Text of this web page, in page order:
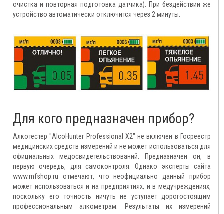
очистка и повторная подготовка датчика). При бездействии же
устройство автоматически отключится через 2 минуты.
Для кого предназначен прибор?
Алкотестер "AlcoHunter Professional X2" не включен в Госреестр
медицинских средств измерений и не может использоваться для
официальных медосвидетельствований. Предназначен он, в
первую очередь, для самоконтроля. Однако эксперты сайта
www.mfshop.ru отмечают, что неофициально данный прибор
может использоваться и на предприятиях, и в медучреждениях,
поскольку его точность ничуть не уступает дорогостоящим
профессиональным алкометрам. Результаты их измерений